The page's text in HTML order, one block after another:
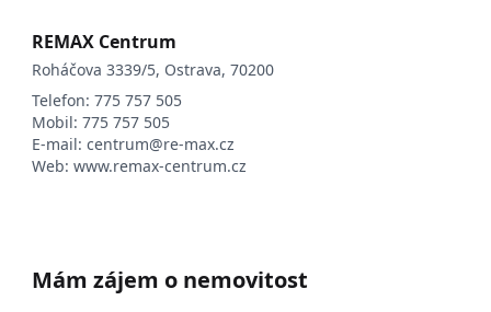
REMAX Centrum
Roháčova 3339/5, Ostrava, 70200
Telefon:775 757 505
Mobil:775 757 505
E-mail:centrum@re-max.cz
Web:www.remax-centrum.cz
Mám zájem o nemovitost